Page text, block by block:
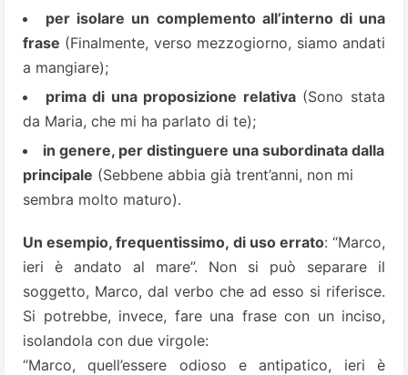
per isolare un complemento all’interno di una
frase (Finalmente, verso mezzogiorno, siamo andati
a mangiare);
prima di una proposizione relativa(Sono stata
da Maria, che mi ha parlato di te);
in genere, per distinguere una subordinata dalla
principale (Sebbene abbia già trent’anni, non mi
sembra molto maturo).
Un esempio, frequentissimo, di uso errato: “Marco,
ieri è andato al mare”. Non si può separare il
soggetto, Marco, dal verbo che ad esso si riferisce.
Si potrebbe, invece, fare una frase con un inciso,
isolandola con due virgole:
“Marco, quell’essere odioso e antipatico, ieri è